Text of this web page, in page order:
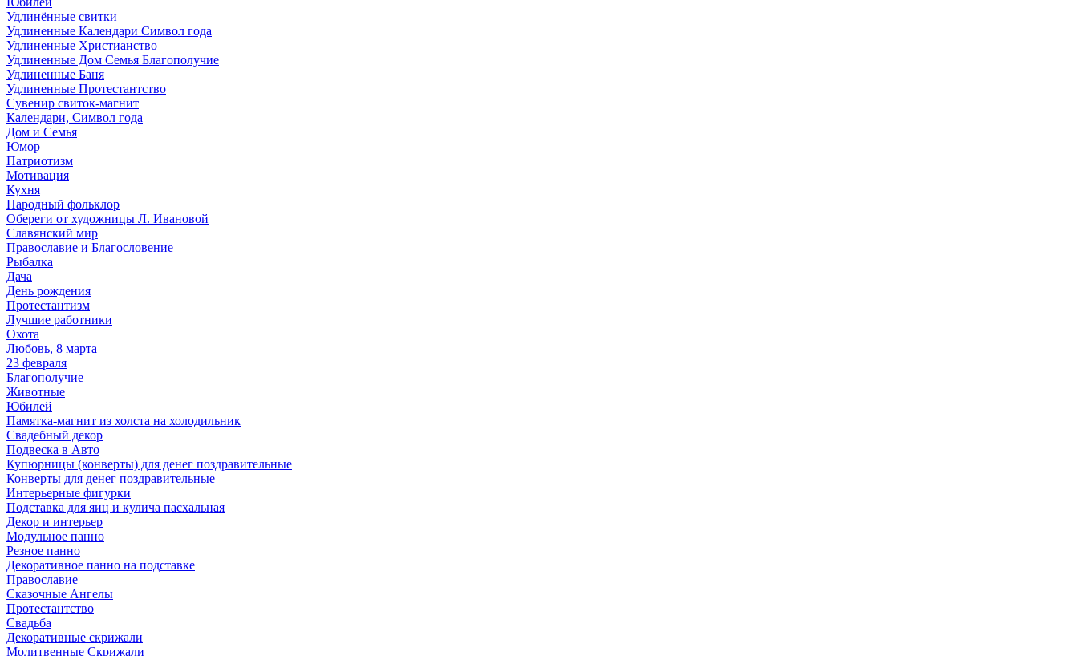
Удлинённые свитки
Удлиненные Календари Символ года
Удлиненные Христианство
Удлиненные Дом Семья Благополучие
Удлиненные Баня
Удлиненные Протестантство
Сувенир свиток-магнит
Календари, Символ года
Дом и Семья
Юмор
Патриотизм
Мотивация
Кухня
Народный фольклор
Обереги от художницы Л. Ивановой
Славянский мир
Православие и Благословение
Рыбалка
Дача
День рождения
Протестантизм
Лучшие работники
Охота
Любовь, 8 марта
23 февраля
Благополучие
Животные
Юбилей
Памятка-магнит из холста на холодильник
Свадебный декор
Подвеска в Авто
Купюрницы (конверты) для денег поздравительные
Конверты для денег поздравительные
Интерьерные фигурки
Подставка для яиц и кулича пасхальная
Декор и интерьер
Модульное панно
Резное панно
Декоративное панно на подставке
Православие
Сказочные Ангелы
Протестантство
Свадьба
Декоративные скрижали
Молитвенные Скрижали